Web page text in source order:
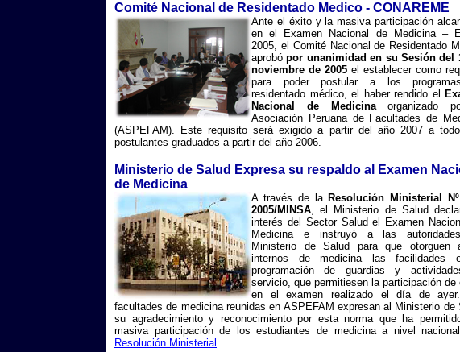
Comité Nacional de Residentado Medico - CONAREME
Ante el éxito y la masiva participación
en el Examen Nacional de Medicina –
2005, el Comité Nacional de Residentado
aprobópor unanimidad en su Sesión del
noviembre de 2005 el establecer como
para poder postular a los
residentado médico, el haber rendido el
Nacional de Medicinaorganizado
Asociación Peruana de Facultades de
(ASPEFAM). Este requisito será exigido a partir del año 2007 a
postulantes graduados a partir del año 2006.
Ministerio de Salud Expresa su respaldo al Examen
de Medicina
A través de la Resolución Ministerial
2005/MINSA, el Ministerio de Salud
interés del Sector Salud el Examen
Medicina e instruyó a las
Ministerio de Salud para que otorguen
internos de medicina las facilidades
programación de guardias y
servicio, que permitiesen la participación de
en el examen realizado el día de
facultades de medicina reunidas en ASPEFAM expresan al Ministerio de
su agradecimiento y reconocimiento por esta norma que ha
masiva participación de los estudiantes de medicina a nivel
Resolución Ministerial